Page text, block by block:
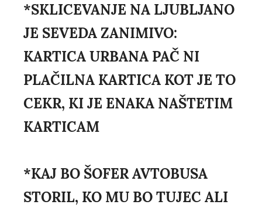
*SKLICEVANJE NA LJUBLJANO
JE SEVEDA ZANIMIVO:
KARTICA URBANA PAČ NI
PLAČILNA KARTICA KOT JE TO
CEKR, KI JE ENAKA NAŠTETIM
KARTICAM
*KAJ BO ŠOFER AVTOBUSA
STORIL, KO MU BO TUJEC ALI